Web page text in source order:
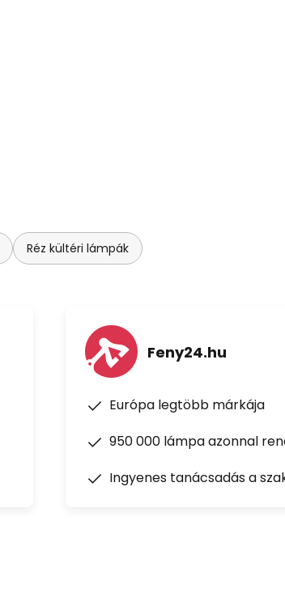
Réz kültéri lámpák
Feny24.hu
Európa legtöbb márkája
950 000 lámpa azonnal
Ingyenes tanácsadás a